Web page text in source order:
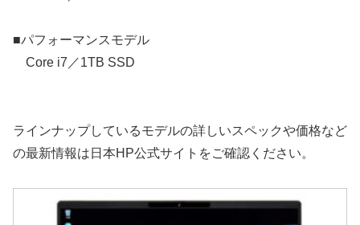
■パフォーマンスモデル
Core i7／1TB SSD
ラインナップしているモデルの詳しいスペックや価格など
の最新情報は日本HP公式サイトをご確認ください。